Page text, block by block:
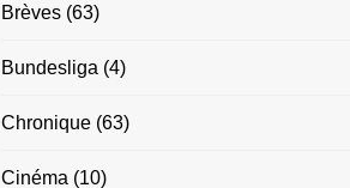
Brèves (63)
Bundesliga (4)
Chronique (63)
Cinéma (10)